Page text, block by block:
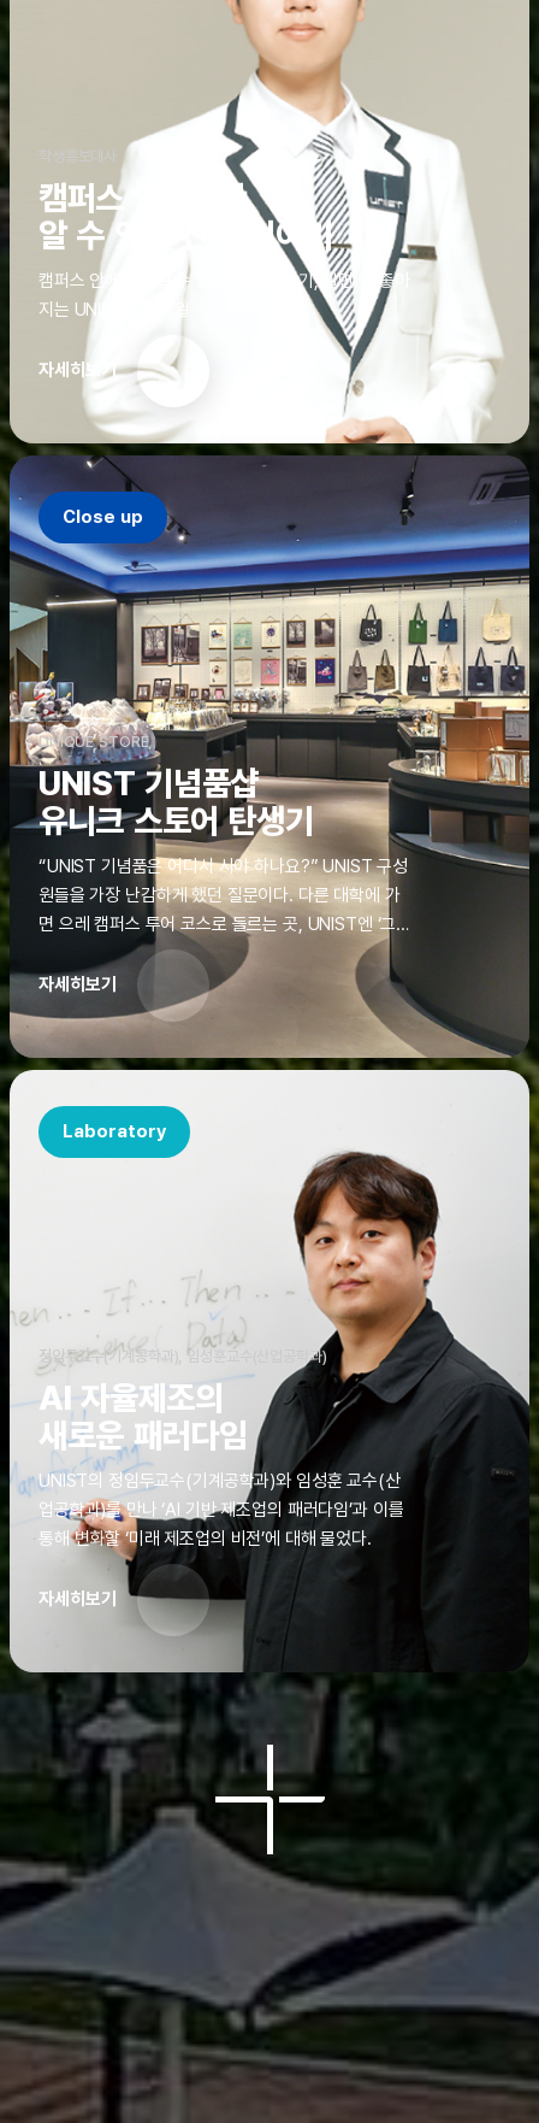
학생홍보대사
캠퍼스 안에서만
알 수 있는 진짜 이야기
캠퍼스 안에서만 알 수 있는 진짜 이야기, 알면 더 좋아
지는 UNIST의 디테일
자세히보기
Close up
UNIQUE STORE
UNIST 기념품샵
유니크 스토어 탄생기
“UNIST 기념품은 어디서 사야 하나요?” UNIST 구성
원들을 가장 난감하게 했던 질문이다. 다른 대학에 가
면 으레 캠퍼스 투어 코스로 들르는 곳, UNIST엔 ‘그
것’이 없었다. 학교 탐방을 왔던 고등학생도, 자녀를 방
문하러 온 학부모도 빈손으로 돌려보내야 했던 아쉬움
을 달래줄 공간이 ‘유니크 스토어(UNIQUE
STORE)’라는 이름으로 지난해 11월 문을 열었다.
자세히보기
Laboratory
정임두교수(기계공학과), 임성훈교수(산업공학과)
AI 자율제조의
새로운 패러다임
UNIST의 정임두교수(기계공학과)와 임성훈 교수(산
업공학과)를 만나 ‘AI 기반 제조업의 패러다임’과 이를
통해 변화할 ‘미래 제조업의 비전’에 대해 물었다.
자세히보기